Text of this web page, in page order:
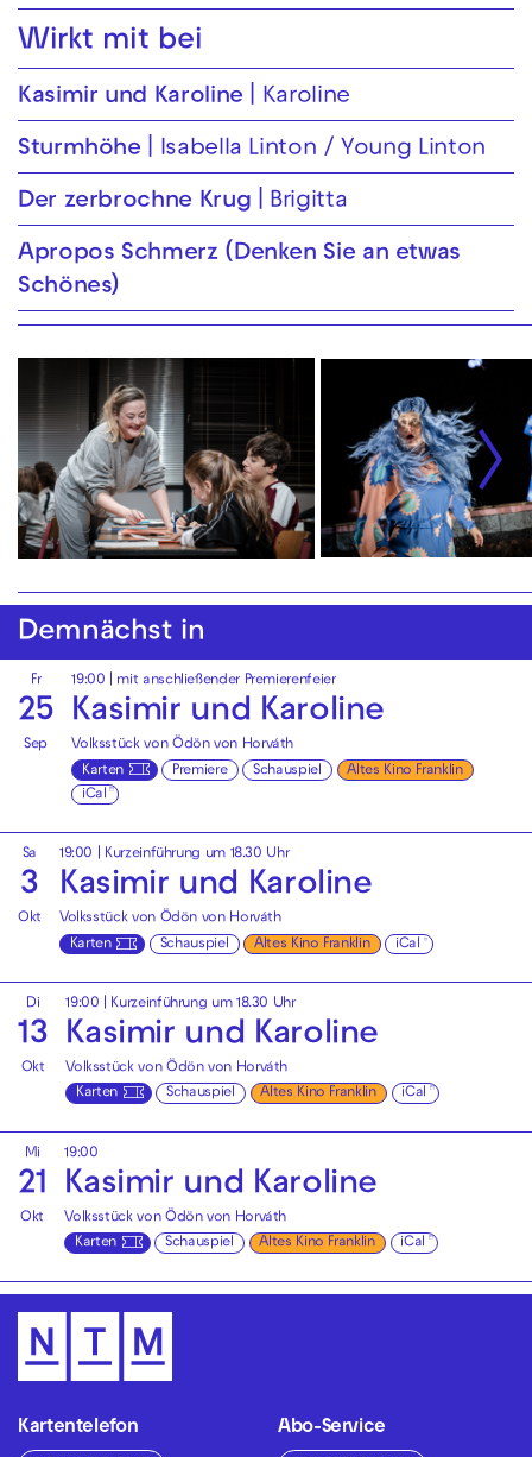
Wirkt mit bei
Kasimir und Karoline Karoline
Sturmhöhe Isabella Linton / Young Linton
Der zerbrochne Krug Brigitta
Apropos Schmerz (Denken Sie an etwas
Schönes)
Demnächst in
Fr
25
Sep
19:00 | mit anschließender Premierenfeier
Kasimir und Karoline
Volksstück von Ödön von Horváth
Karten
Premiere Schauspiel
Altes Kino Franklin
iCal
Sa
3
Okt
19:00 | Kurzeinführung um 18.30 Uhr
Kasimir und Karoline
Volksstück von Ödön von Horváth
Karten
Schauspiel Altes Kino Franklin iCal
Di
13
Okt
19:00 | Kurzeinführung um 18.30 Uhr
Kasimir und Karoline
Volksstück von Ödön von Horváth
Karten
Schauspiel Altes Kino Franklin iCal
Mi
21
Okt
19:00
Kasimir und Karoline
Volksstück von Ödön von Horváth
Karten
Schauspiel Altes Kino Franklin iCal
Kartentelefon Abo-Service